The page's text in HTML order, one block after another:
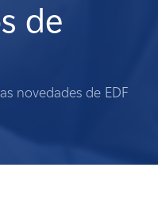
de
novedades de EDF